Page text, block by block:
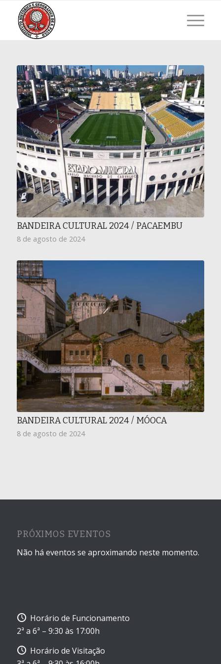
BANDEIRA CULTURAL 2024 / PACAEMBU
8 de agosto de 2024
BANDEIRA CULTURAL 2024 / MÓOCA
8 de agosto de 2024
PRÓXIMOS EVENTOS
Não há eventos se aproximando neste momento.
Horário de Funcionamento
2ª a 6ª – 9:30 às 17:00h
Horário de Visitação